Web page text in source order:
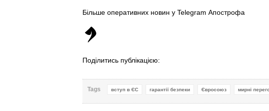
Більше оперативних новин у Telegram Апострофа
Поділитись публікацією:
Tags вступ в ЄС гарантії безпеки Євросоюз мирні